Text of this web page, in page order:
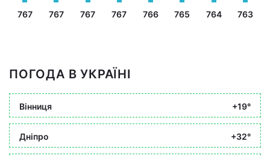
767 767 767 767 766 765 764 763
ПОГОДА В УКРАЇНІ
Вінниця +19°
Дніпро +32°